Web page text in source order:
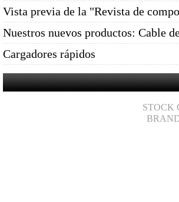
Vista previa de la "Revista de
Nuestros nuevos productos: Cable
Cargadores rápidos
STOCK